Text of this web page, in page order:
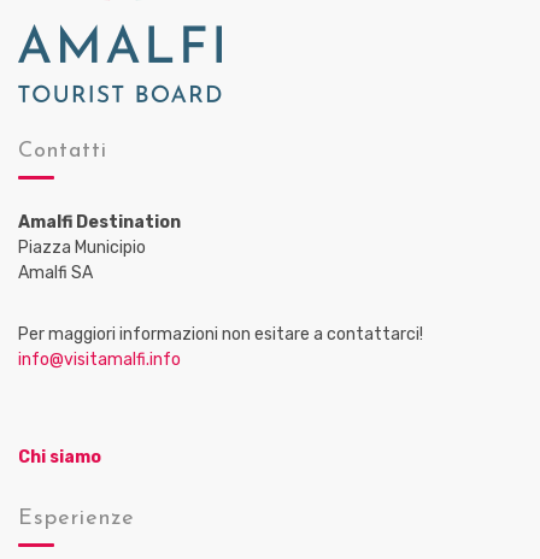
Contatti
Amalfi Destination
Piazza Municipio
Amalfi SA
Per maggiori informazioni non esitare a contattarci!
info@visitamalfi.info
Chi siamo
Esperienze